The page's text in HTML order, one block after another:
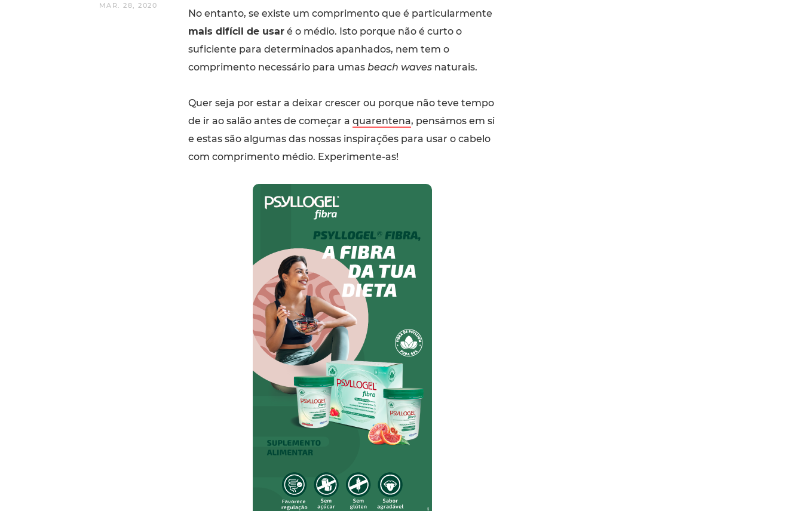
MAR. 28, 2020
No entanto, se existe um comprimento que é particularmente
mais difícil de usaré o médio. Isto porque não é curto o
suficiente para determinados apanhados, nem tem o
comprimento necessário para umas beach wavesnaturais.
Quer seja por estar a deixar crescer ou porque não teve tempo
de ir ao salão antes de começar a quarentena, pensámos em si
e estas são algumas das nossas inspirações para usar o cabelo
com comprimento médio. Experimente-as!